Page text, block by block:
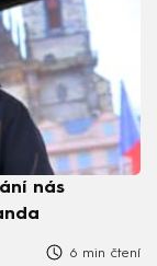
nás
6 min čtení